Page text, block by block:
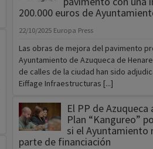
200.000 euros de
22/10/2025 Europa Press
Las obras de mejora del pavimento
Ayuntamiento de Azuqueca de
de calles de la ciudad han sido
Eiffage Infraestructuras [...]
El PP de
Plan “Kangureo”
si el Ayuntamiento
parte de financiación